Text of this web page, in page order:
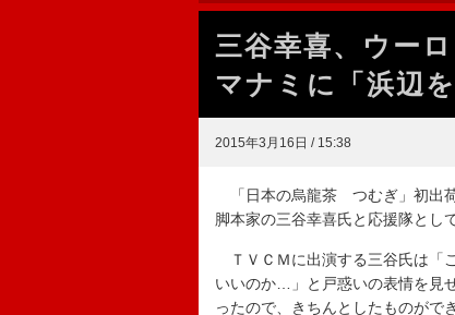
三谷幸喜、ウー
マナミに「浜辺
2015年3月16日 / 15:38
「日本の烏龍茶 つむぎ」初出荷
脚本家の三谷幸喜氏と応援隊とし
ＴＶＣＭに出演する三谷氏は「
いいのか…」と戸惑いの表情を見
ったので、きちんとしたものがで